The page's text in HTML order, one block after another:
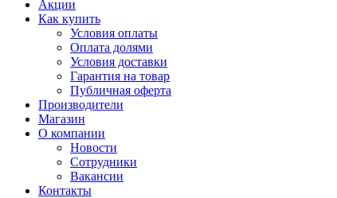
Акции
Как купить
Условия оплаты
Оплата долями
Условия доставки
Гарантия на товар
Публичная оферта
Производители
Магазин
О компании
Новости
Сотрудники
Вакансии
Контакты